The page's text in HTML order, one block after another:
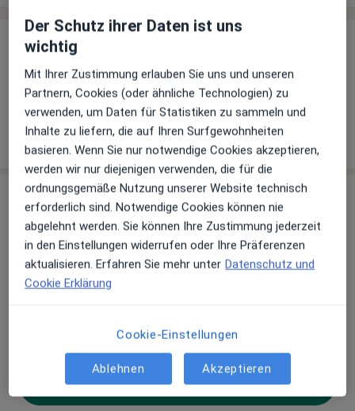
Leistungen
Keine Informationen über Leistungen und Kosten
Auf diesem Profil wurden noch keine Informationen
über Leistungen hinzugefügt.
Sind Sie Dr. med. Bernd Kutter? Arzt-Info
Hinterlegen Sie kostenlos ein Portraitbild, Ihre
Sprechzeiten und Leistungen. Dadurch werden Sie
Patienten-Feedbacks per E-Mail informieren.
Jetzt als Arzt anmelden
Der Schutz ihrer Daten ist uns
wichtig
Mit Ihrer Zustimmung erlauben Sie uns und unseren
Partnern, Cookies (oder ähnliche Technologien) zu
verwenden, um Daten für Statistiken zu sammeln und
Inhalte zu liefern, die auf Ihren Surfgewohnheiten
basieren. Wenn Sie nur notwendige Cookies akzeptieren,
werden wir nur diejenigen verwenden, die für die
ordnungsgemäße Nutzung unserer Website technisch
erforderlich sind. Notwendige Cookies können nie
abgelehnt werden. Sie können Ihre Zustimmung jederzeit
in den Einstellungen widerrufen oder Ihre Präferenzen
aktualisieren. Erfahren Sie mehr unter Datenschutz und
Cookie Erklärung
Cookie-Einstellungen
Ablehnen Akzeptieren